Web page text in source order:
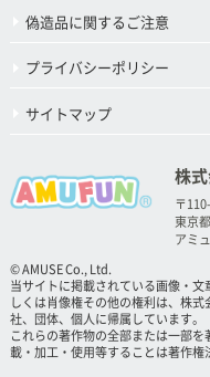
偽造品に関するご注意
プライバシーポリシー
サイトマップ
株
〒
東京
アミ
© AMUSE Co., Ltd.
当サイトに掲載されている画像・文
しくは肖像権その他の権利は、株
社、団体、個人に帰属しています。
これらの著作物の全部または一部
載・加工・使用等することは著作権